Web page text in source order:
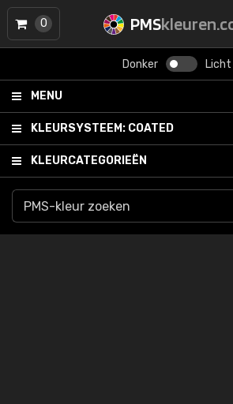
PMS
Donker Licht
MENU
KLEURSYSTEEM: COATED
KLEURCATEGORIEËN
0